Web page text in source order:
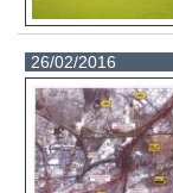
26/02/2016